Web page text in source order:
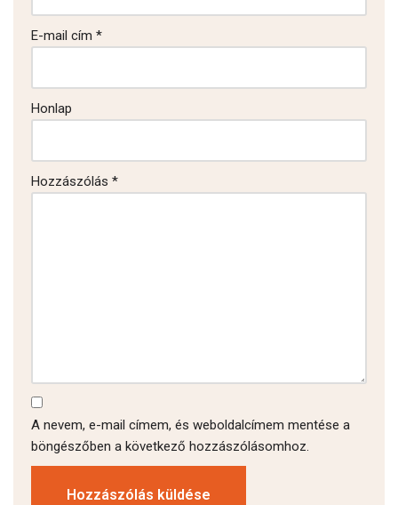
E-mail cím *
Honlap
Hozzászólás *
A nevem, e-mail címem, és weboldalcímem mentése a
böngészőben a következő hozzászólásomhoz.